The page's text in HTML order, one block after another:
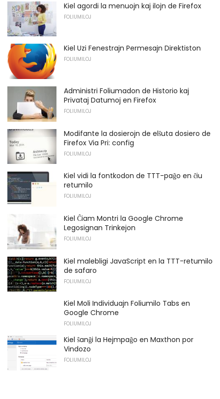
Kiel agordi la menuojn kaj ilojn de Firefox
FOLIUMILOJ
Kiel Uzi Fenestrajn Permesajn Direktiston
FOLIUMILOJ
Administri Foliumadon de Historio kaj
Privataj Datumoj en Firefox
FOLIUMILOJ
Modifante la dosierojn de elŝuta dosiero de
Firefox Via Pri: config
FOLIUMILOJ
Kiel vidi la fontkodon de TTT-paĝo en ĉiu
retumilo
FOLIUMILOJ
Kiel Ĉiam Montri la Google Chrome
Legosignan Trinkejon
FOLIUMILOJ
Kiel malebligi JavaScript en la TTT-retumilo
de safaro
FOLIUMILOJ
Kiel Moli Individuajn Foliumilo Tabs en
Google Chrome
FOLIUMILOJ
Kiel ŝanĝi la Hejmpaĝo en Maxthon por
Vindozo
FOLIUMILOJ